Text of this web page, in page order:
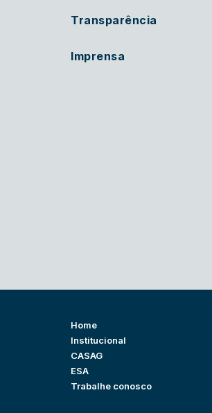
Transparência
Imprensa
Home
Institucional
CASAG
ESA
Trabalhe conosco